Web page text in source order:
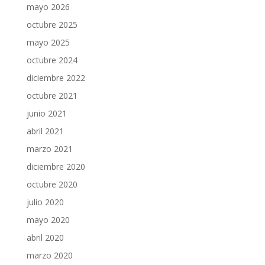
mayo 2026
octubre 2025
mayo 2025
octubre 2024
diciembre 2022
octubre 2021
junio 2021
abril 2021
marzo 2021
diciembre 2020
octubre 2020
julio 2020
mayo 2020
abril 2020
marzo 2020